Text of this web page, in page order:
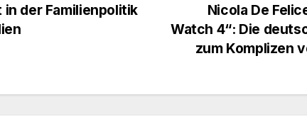
Nicola De
Watch 4“: Die
zum Komplizen
in der Familien­politik